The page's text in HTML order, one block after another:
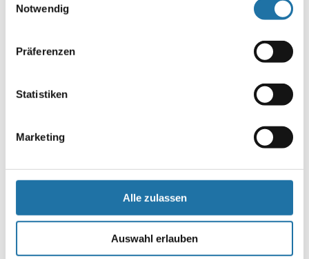
unsererDatenschutzerklärung
Notwendig
Präferenzen
Statistiken
Marketing
Alle zulassen
Auswahl erlauben
STAHLWANDPOOL RIVA